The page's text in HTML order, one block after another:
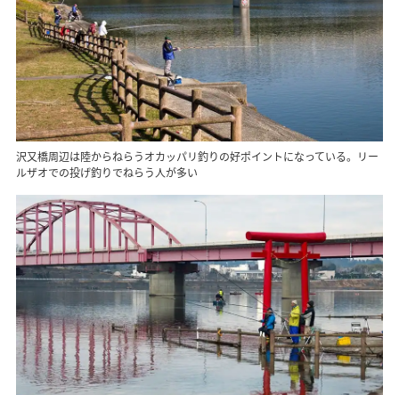
沢又橋周辺は陸からねらうオカッパリ釣りの好ポイントになっている。リー
ルザオでの投げ釣りでねらう人が多い